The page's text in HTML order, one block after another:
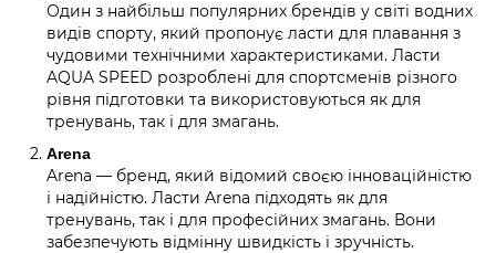
Один з найбільш популярних брендів у світі водних
видів спорту, який пропонує ласти для плавання з
чудовими технічними характеристиками. Ласти
AQUA SPEED розроблені для спортсменів різного
рівня підготовки та використовуються як для
тренувань, так і для змагань.
Arena
Arena — бренд, який відомий своєю інноваційністю
і надійністю. Ласти Arena підходять як для
тренувань, так і для професійних змагань. Вони
забезпечують відмінну швидкість і зручність.